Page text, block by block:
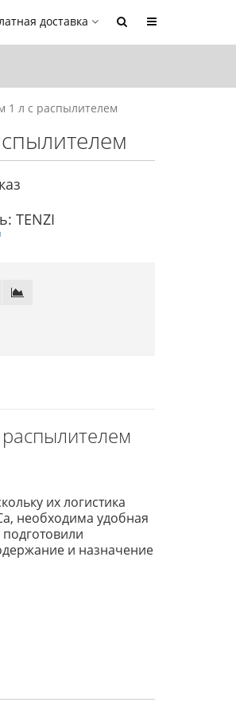
доставка
1 л с распылителем
TENZI
их логистика
необходима удобная
и назначение